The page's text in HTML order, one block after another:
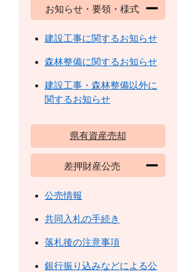
お知らせ・要領・様式
建設工事に関するお知らせ
森林整備に関するお知らせ
建設工事・森林整備以外に
関するお知らせ
県有資産売却
差押財産公売
公売情報
共同入札の手続き
落札後の注意事項
銀行振り込みなどによる公